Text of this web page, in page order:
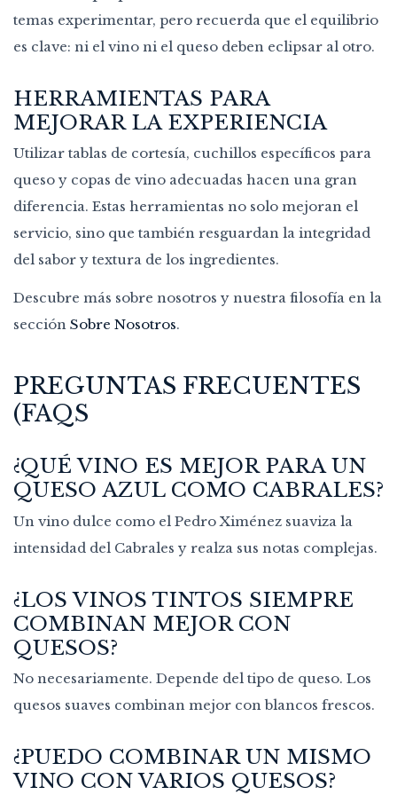
temas experimentar, pero recuerda que el equilibrio
es clave: ni el vino ni el queso deben eclipsar al otro.
HERRAMIENTAS PARA
MEJORAR LA EXPERIENCIA
Utilizar tablas de cortesía, cuchillos específicos para
queso y copas de vino adecuadas hacen una gran
diferencia. Estas herramientas no solo mejoran el
servicio, sino que también resguardan la integridad
del sabor y textura de los ingredientes.
Descubre más sobre nosotros y nuestra filosofía en la
sección Sobre Nosotros.
PREGUNTAS FRECUENTES
(FAQS
¿QUÉ VINO ES MEJOR PARA UN
QUESO AZUL COMO CABRALES?
Un vino dulce como el Pedro Ximénez suaviza la
intensidad del Cabrales y realza sus notas complejas.
¿LOS VINOS TINTOS SIEMPRE
COMBINAN MEJOR CON
QUESOS?
No necesariamente. Depende del tipo de queso. Los
quesos suaves combinan mejor con blancos frescos.
¿PUEDO COMBINAR UN MISMO
VINO CON VARIOS QUESOS?